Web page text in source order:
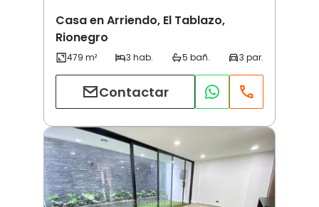
Casa en Arriendo, El Tablazo,
Rionegro
Contactar